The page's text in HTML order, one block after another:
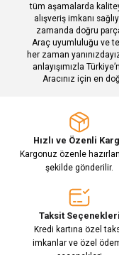
tüm aşamalarda
alışveriş imkanı
zamanda doğru
Araç uyumluluğu ve
her zaman
anlayışımızla
Aracınız için en
Hızlı ve Özenli
Kargonuz özenle
şekilde gönderilir.
Taksit Seçenekleri
Kredi kartına özel
imkanlar ve özel